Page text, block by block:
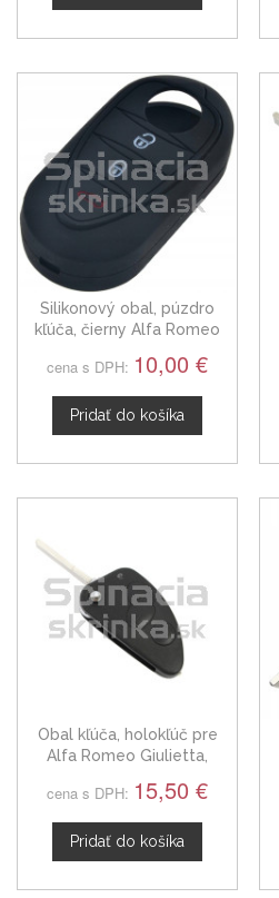
Silikonový obal, púzdro
kľúča, čierny Alfa Romeo
cena s DPH: 10,00 €
Pridať do košíka
Obal kľúča, holokľúč pre
Alfa Romeo Giulietta,
cena s DPH: 15,50 €
Pridať do košíka